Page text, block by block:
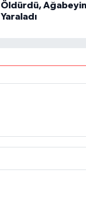
Öldürdü,
Yaraladı